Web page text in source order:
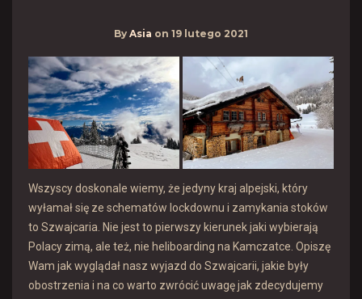
By Asia on 19 lutego 2021
Wszyscy doskonale wiemy, że jedyny kraj alpejski, który
wyłamał się ze schematów lockdownu i zamykania stoków
to Szwajcaria. Nie jest to pierwszy kierunek jaki wybierają
Polacy zimą, ale też, nie heliboarding na Kamczatce. Opiszę
Wam jak wyglądał nasz wyjazd do Szwajcarii, jakie były
obostrzenia i na co warto zwrócić uwagę jak zdecydujemy